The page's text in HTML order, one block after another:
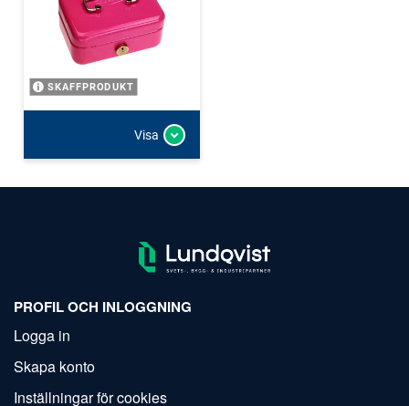
SKAFFPRODUKT
Visa
PROFIL OCH INLOGGNING
Logga in
Skapa konto
Inställningar för cookies